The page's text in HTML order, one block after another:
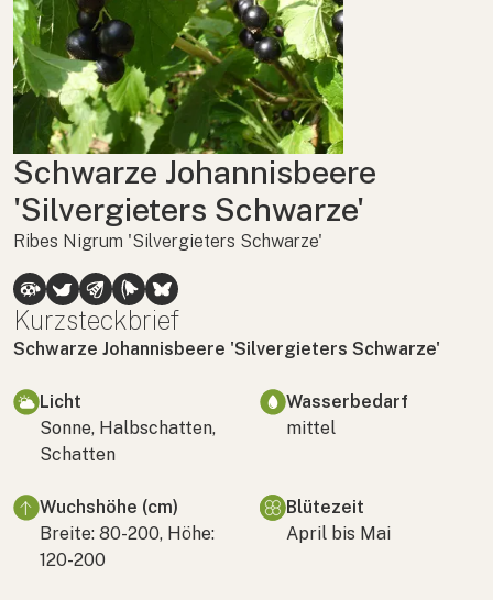
Schwarze Johannisbeere
'Silvergieters Schwarze'
Ribes Nigrum 'Silvergieters Schwarze'
Kurzsteckbrief
Schwarze Johannisbeere 'Silvergieters Schwarze'
Licht
Sonne, Halbschatten,
Schatten
Wasserbedarf
mittel
Wuchshöhe (cm)
Breite: 80-200, Höhe:
120-200
Blütezeit
April bis Mai